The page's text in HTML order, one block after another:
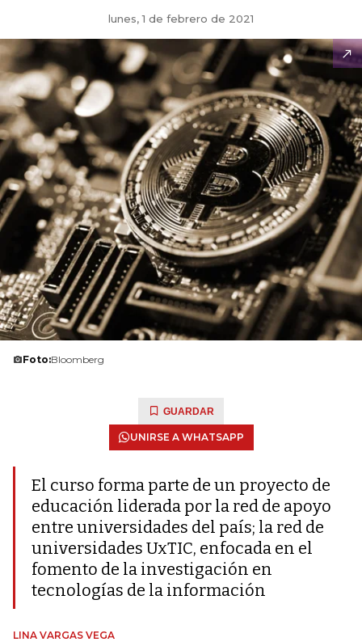
lunes, 1 de febrero de 2021
Foto:Bloomberg
GUARDAR
UNIRSE A WHATSAPP
El curso forma parte de un proyecto de
educación liderada por la red de apoyo
entre universidades del país; la red de
universidades UxTIC, enfocada en el
fomento de la investigación en
tecnologías de la información
LINA VARGAS VEGA